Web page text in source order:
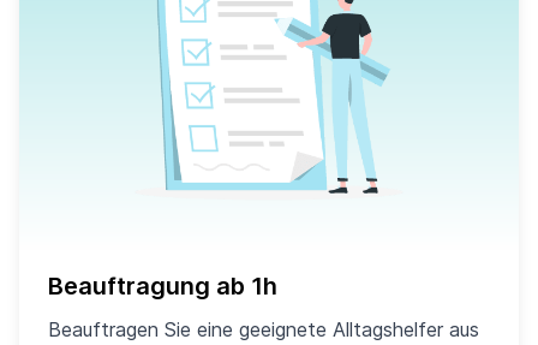
Beauftragung ab 1h
Beauftragen Sie eine geeignete Alltagshelfer aus